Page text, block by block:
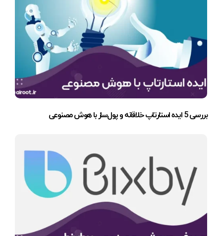
بررسی 5 ایده استارتاپ خلاقانه و پول‌ساز با هوش مصنوعی